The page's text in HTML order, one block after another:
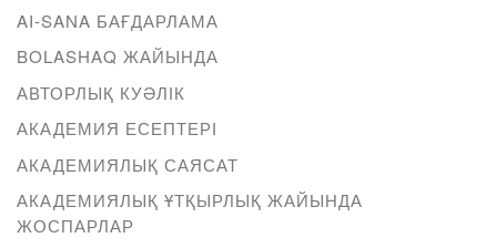
AI-SANA БАҒДАРЛАМА
BOLASHAQ ЖАЙЫНДА
АВТОРЛЫҚ КУӘЛІК
АКАДЕМИЯ ЕСЕПТЕРІ
АКАДЕМИЯЛЫҚ САЯСАТ
АКАДЕМИЯЛЫҚ ҰТҚЫРЛЫҚ ЖАЙЫНДА
ЖОСПАРЛАР